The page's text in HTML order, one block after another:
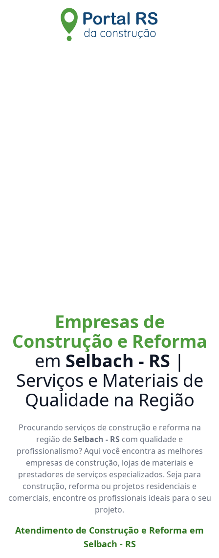
Empresas de
Construção e Reforma
em Selbach - RS |
Serviços e Materiais de
Qualidade na Região
Procurando serviços de construção e reforma na
região deSelbach - RS com qualidade e
profissionalismo? Aqui você encontra as melhores
empresas de construção, lojas de materiais e
prestadores de serviços especializados. Seja para
construção, reforma ou projetos residenciais e
comerciais, encontre os profissionais ideais para o seu
projeto.
Atendimento de Construção e Reforma em
Selbach - RS